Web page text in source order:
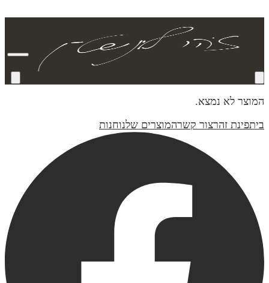
המוצר לא נמצא.
ביתפינת זהרצור קשרהמוצרים שלנוחנות